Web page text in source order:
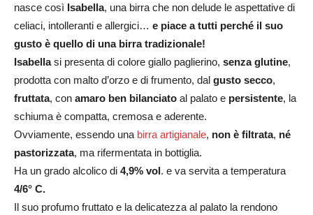
nasce così Isabella, una birra che non delude le aspettative di
celiaci, intolleranti e allergici… e piace a tutti perché il suo
gusto è quello di una birra tradizionale!
Isabellasi presenta di colore giallo paglierino, senza glutine,
prodotta con malto d’orzo e di frumento, dal gusto secco,
fruttata, con amaro ben bilanciato al palato e persistente, la
schiuma è compatta, cremosa e aderente.
Ovviamente, essendo una birra artigianale, non è filtrata, né
pastorizzata, ma rifermentata in bottiglia.
Ha un grado alcolico di 4,9% vol. e va servita a temperatura
4/6° C.
Il suo profumo fruttato e la delicatezza al palato la rendono